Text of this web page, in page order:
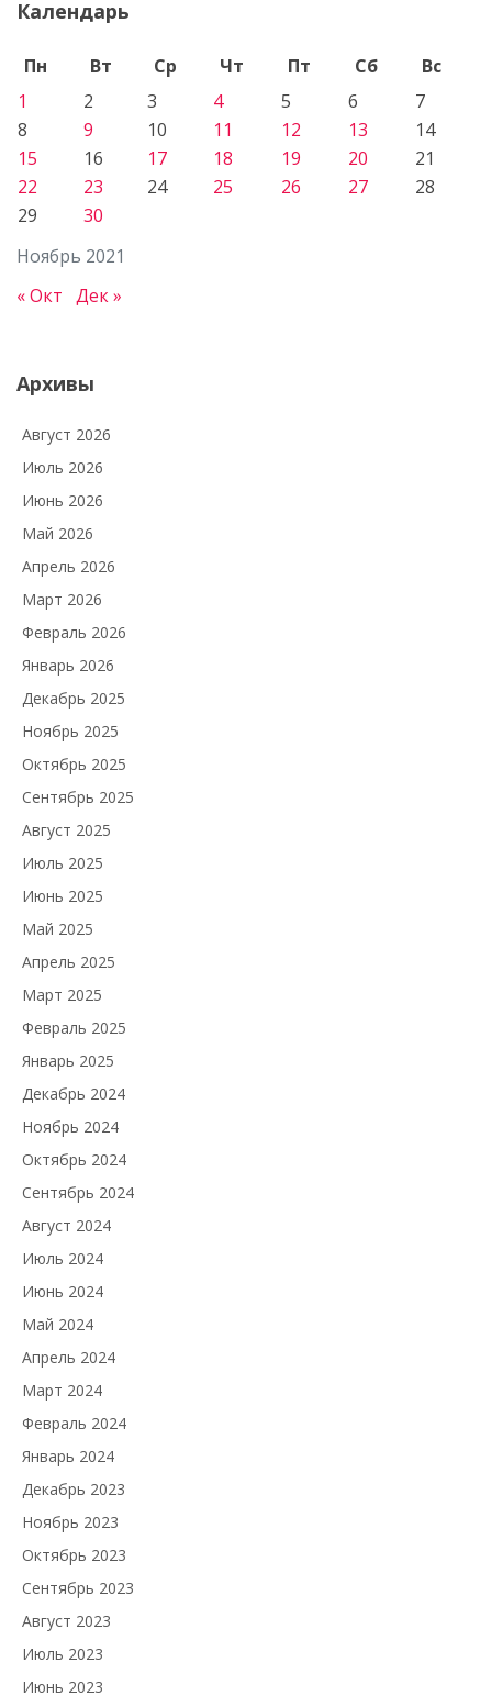
Календарь
Ноябрь 2021
Пн Вт Ср Чт Пт Сб
Вс
1
2 3 4 5 6
7
8
9 10 11 12 13
14
15
16 17 18 19 20
21
22
23 24 25 26 27
28
29
30
« Окт Дек »
Архивы
Август 2026
Июль 2026
Июнь 2026
Май 2026
Апрель 2026
Март 2026
Февраль 2026
Январь 2026
Декабрь 2025
Ноябрь 2025
Октябрь 2025
Сентябрь 2025
Август 2025
Июль 2025
Июнь 2025
Май 2025
Апрель 2025
Март 2025
Февраль 2025
Январь 2025
Декабрь 2024
Ноябрь 2024
Октябрь 2024
Сентябрь 2024
Август 2024
Июль 2024
Июнь 2024
Май 2024
Апрель 2024
Март 2024
Февраль 2024
Январь 2024
Декабрь 2023
Ноябрь 2023
Октябрь 2023
Сентябрь 2023
Август 2023
Июль 2023
Июнь 2023